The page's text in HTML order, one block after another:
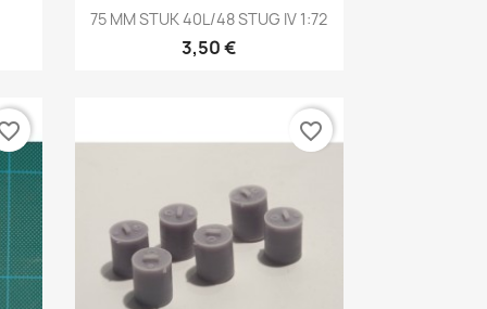
Aperçu rapide
75 MM STUK 40L/48 STUG IV 1:72
3,50 €
favorite_border